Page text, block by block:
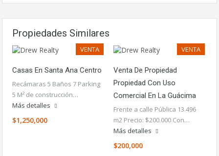
Propiedades Similares
VENTA
Casas En Santa Ana Centro
Recámaras 5 Baños 7 Parking
5 M² de construcción…
Más detalles
$1,250,000
VENTA
Venta De Propiedad
Propiedad Con Uso
Comercial En La Guácima
Frente a calle Pública 13.496
m2 Precio: $200.000 Con…
Más detalles
$200,000